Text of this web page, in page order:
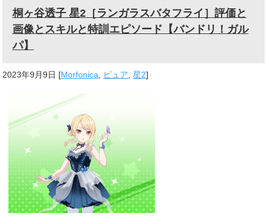
桐ヶ谷透子 星2［ランガラスバタフライ］評価と
画像とスキルと特訓エピソード【バンドリ！ガル
パ】
2023年9月9日 [Morfonica, ピュア,星2]